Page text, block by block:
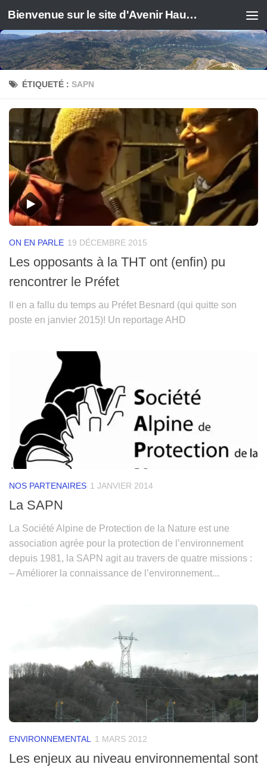
Bienvenue sur le site d'Avenir Haute Durance
ÉTIQUETÉ : SAPN
ON EN PARLE 19 DÉCEMBRE 2015
Les opposants à la THT ont (enfin) pu
rencontrer le Préfet
Il en a fallu du temps au Préfet Besnard (qui quitte son
poste en janvier 2015)! Un reportage AHD
NOS PARTENAIRES 1 JANVIER 2014
La SAPN
La Société Alpine de Protection de la Nature est une
association agrée pour la protection de l’environnement
depuis 1981, la SAPN agit au travers de quatre missions :
– Améliorer la connaissance de l’environnement...
ENVIRONNEMENTAL 1 MARS 2012
Les enjeux au niveau environnemental sont